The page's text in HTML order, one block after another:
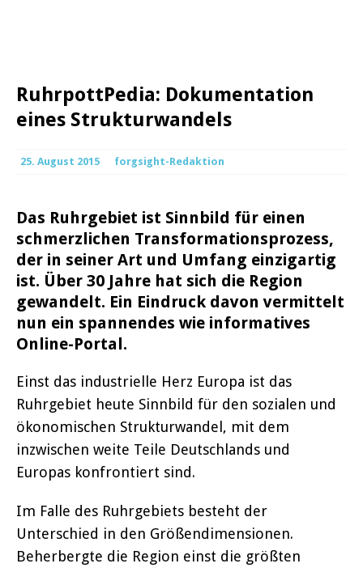
RuhrpottPedia: Dokumentation
eines Strukturwandels
25. August 2015 forgsight-Redaktion
Das Ruhrgebiet ist Sinnbild für einen
schmerzlichen Transformationsprozess,
der in seiner Art und Umfang einzigartig
ist. Über 30 Jahre hat sich die Region
gewandelt. Ein Eindruck davon vermittelt
nun ein spannendes wie informatives
Online-Portal.
Einst das industrielle Herz Europa ist das
Ruhrgebiet heute Sinnbild für den sozialen und
ökonomischen Strukturwandel, mit dem
inzwischen weite Teile Deutschlands und
Europas konfrontiert sind.
Im Falle des Ruhrgebiets besteht der
Unterschied in den Größendimensionen.
Beherbergte die Region einst die größten